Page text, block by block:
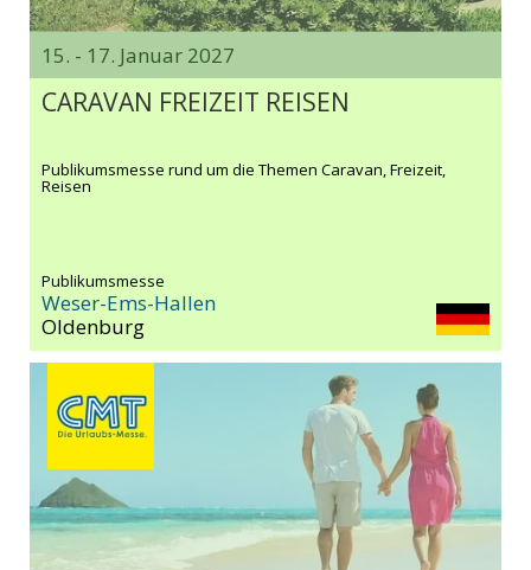
15. - 17. Januar 2027
CARAVAN FREIZEIT REISEN
Publikumsmesse rund um die Themen Caravan, Freizeit,
Reisen
Publikumsmesse
Weser-Ems-Hallen
Oldenburg